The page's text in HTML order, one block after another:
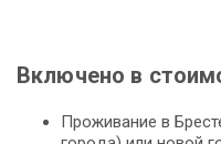
Включено в
Про­жи­ва­ние в